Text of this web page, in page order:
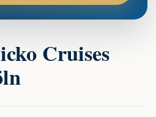
Cruises